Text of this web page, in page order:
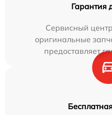
Гарантия
Сервисный
оригинальные
предоставляет